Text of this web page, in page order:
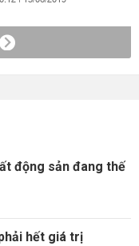
động sản đang thế
hết giá trị